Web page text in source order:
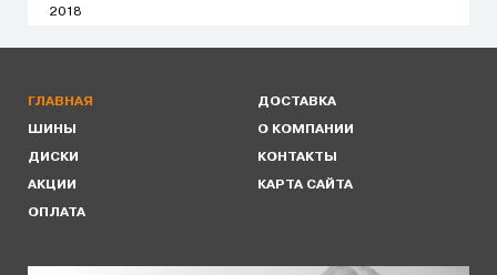
2018
ГЛАВНАЯ
ШИНЫ
ДИСКИ
АКЦИИ
ОПЛАТА
ДОСТАВКА
О КОМПАНИИ
КОНТАКТЫ
КАРТА САЙТА